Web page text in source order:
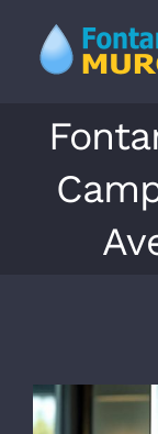
contenido
Ver